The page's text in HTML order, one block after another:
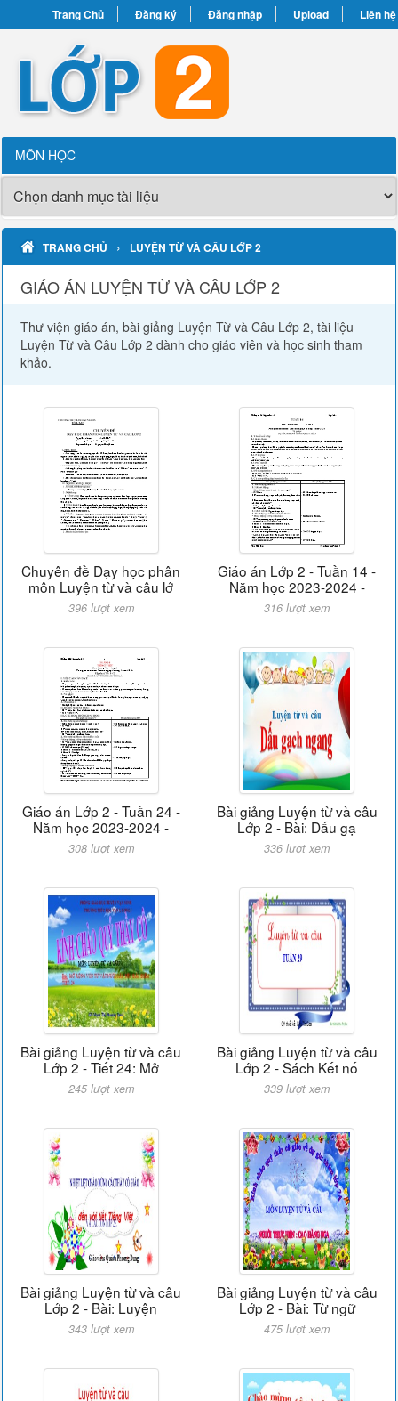
Trang Chủ Đăng ký Đăng nhập Upload Liên hệ
MÔN HỌC
TRANG CHỦ › LUYỆN TỪ VÀ CÂU LỚP 2
GIÁO ÁN LUYỆN TỪ VÀ CÂU LỚP 2
Thư viện giáo án, bài giảng Luyện Từ và Câu Lớp 2, tài liệu
Luyện Từ và Câu Lớp 2 dành cho giáo viên và học sinh tham
khảo.
Chuyên đề Dạy học phân
môn Luyện từ và câu lớ
396 lượt xem
Giáo án Lớp 2 - Tuần 14 -
Năm học 2023-2024 -
316 lượt xem
Giáo án Lớp 2 - Tuần 24 -
Năm học 2023-2024 -
308 lượt xem
Bài giảng Luyện từ và câu
Lớp 2 - Bài: Dấu gạ
336 lượt xem
Bài giảng Luyện từ và câu
Lớp 2 - Tiết 24: Mở
245 lượt xem
Bài giảng Luyện từ và câu
Lớp 2 - Sách Kết nố
339 lượt xem
Bài giảng Luyện từ và câu
Lớp 2 - Bài: Luyện
343 lượt xem
Bài giảng Luyện từ và câu
Lớp 2 - Bài: Từ ngữ
475 lượt xem